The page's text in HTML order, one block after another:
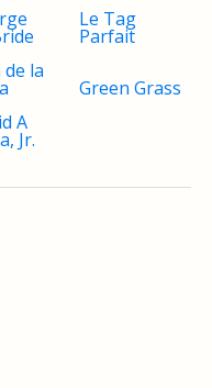
Le Tag
Parfait
de la
Green Grass
A
Jr.